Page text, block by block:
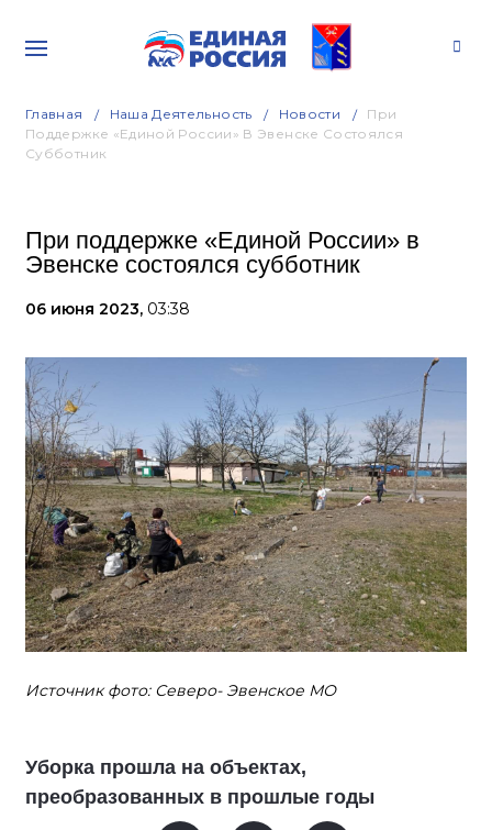
Главная Наша Деятельность Новости
При
Поддержке «Единой России» В Эвенске Состоялся
Субботник
При поддержке «Единой России» в
Эвенске состоялся субботник
06 июня 2023, 03:38
Источник фото: Северо- Эвенское МО
Уборка прошла на объектах,
преобразованных в прошлые годы